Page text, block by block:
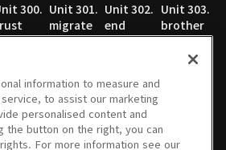
300.
분
Unit 301.
migrate
11분
Unit 302.
end
11분
Unit 303.
brother
10분
306. Unit 307.
modern
Unit 308.
envelope educated
information to measure and
to assist our marketing
personalised content and
the button on the right, you can
For more information see our